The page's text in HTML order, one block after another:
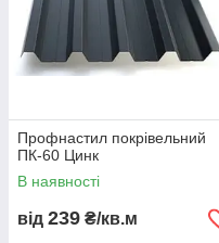
Профнастил покрівельний
ПК-60 Цинк
В наявності
від 239 ₴/кв.м